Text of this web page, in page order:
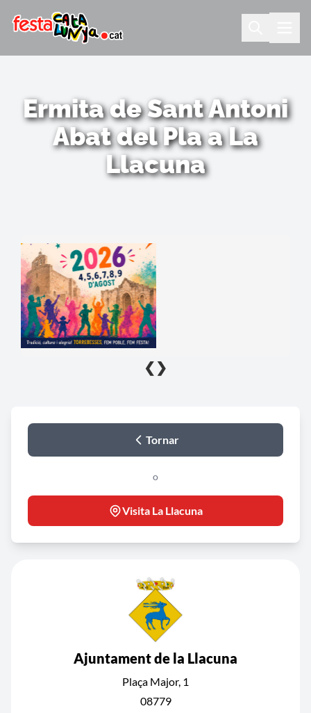
Ermita de Sant Antoni
Abat del Pla a La
Llacuna
❮ ❯
Tornar
o
Visita La Llacuna
Ajuntament de la Llacuna
Plaça Major, 1
08779